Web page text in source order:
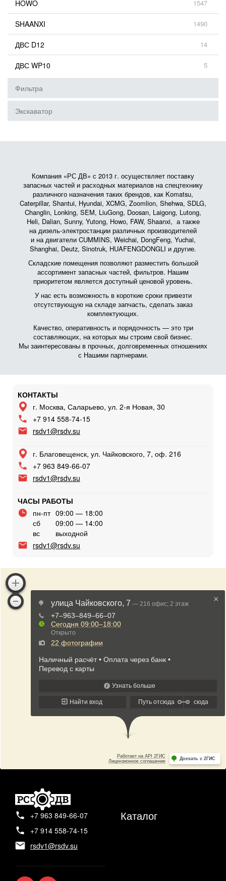
HOWO 1547
SHAANXI 1490
ДВС D12 14
ДВС WP10 5
Фильтра
Экскаватор
Компания «РС ДВ» с 2013 г. осуществляет поставку
запасных частей и расходных материалов на спецтехнику
различного назначения таких брендов, как Komatsu,
Caterpillar, Shantui, Hyundai, XCMG, Zoomlion, Shehwa, SDLG,
Changlin, Lonking, SEM, LiuGong, Doosan, Laigong, Lutong,
Heli, Dalian, Sunny, Yutong, Howo, FAW, Shaanxi, а также
на дизель-электростанции различных производителей
и на двигатели CUMMINS, Weichai, DongFeng, Yuchai,
Shanghai, Deutz, Sinotruk, HUAFENGDONGLI и другие.
Складские помещения позволяют разместить большой
ассортимент запасных частей, фильтров. Нашим
приоритетом является доступный ценовой уровень.
У нас есть возможность в короткие сроки привезти
отсутствующую на складе запчасть, сделать заказ
комплектующих.
Качество, оперативность и порядочность — это три
составляющих, на которых мы строим свой бизнес.
Мы заинтересованы в прочных, долговременных отношениях
с Нашими партнерами.
КОНТАКТЫ
г. Москва, Саларьево, ул. 2-я Новая, 30
+7 914 558-74-15
rsdv1@rsdv.su
г. Благовещенск, ул. Чайковского, 7, оф. 216
+7 963 849-66-07
rsdv1@rsdv.su
ЧАСЫ РАБОТЫ
пн-пт 09:00 — 18:00
сб
09:00 — 14:00
вс
выходной
rsdv1@rsdv.su
+7 963 849-66-07
+7 914 558-74-15
rsdv1@rsdv.su
Каталог